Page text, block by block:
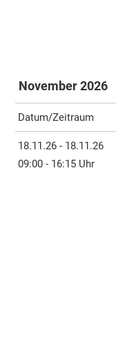
November 2026
Datum/Zeitraum
18.11.26 - 18.11.26
09:00 - 16:15 Uhr